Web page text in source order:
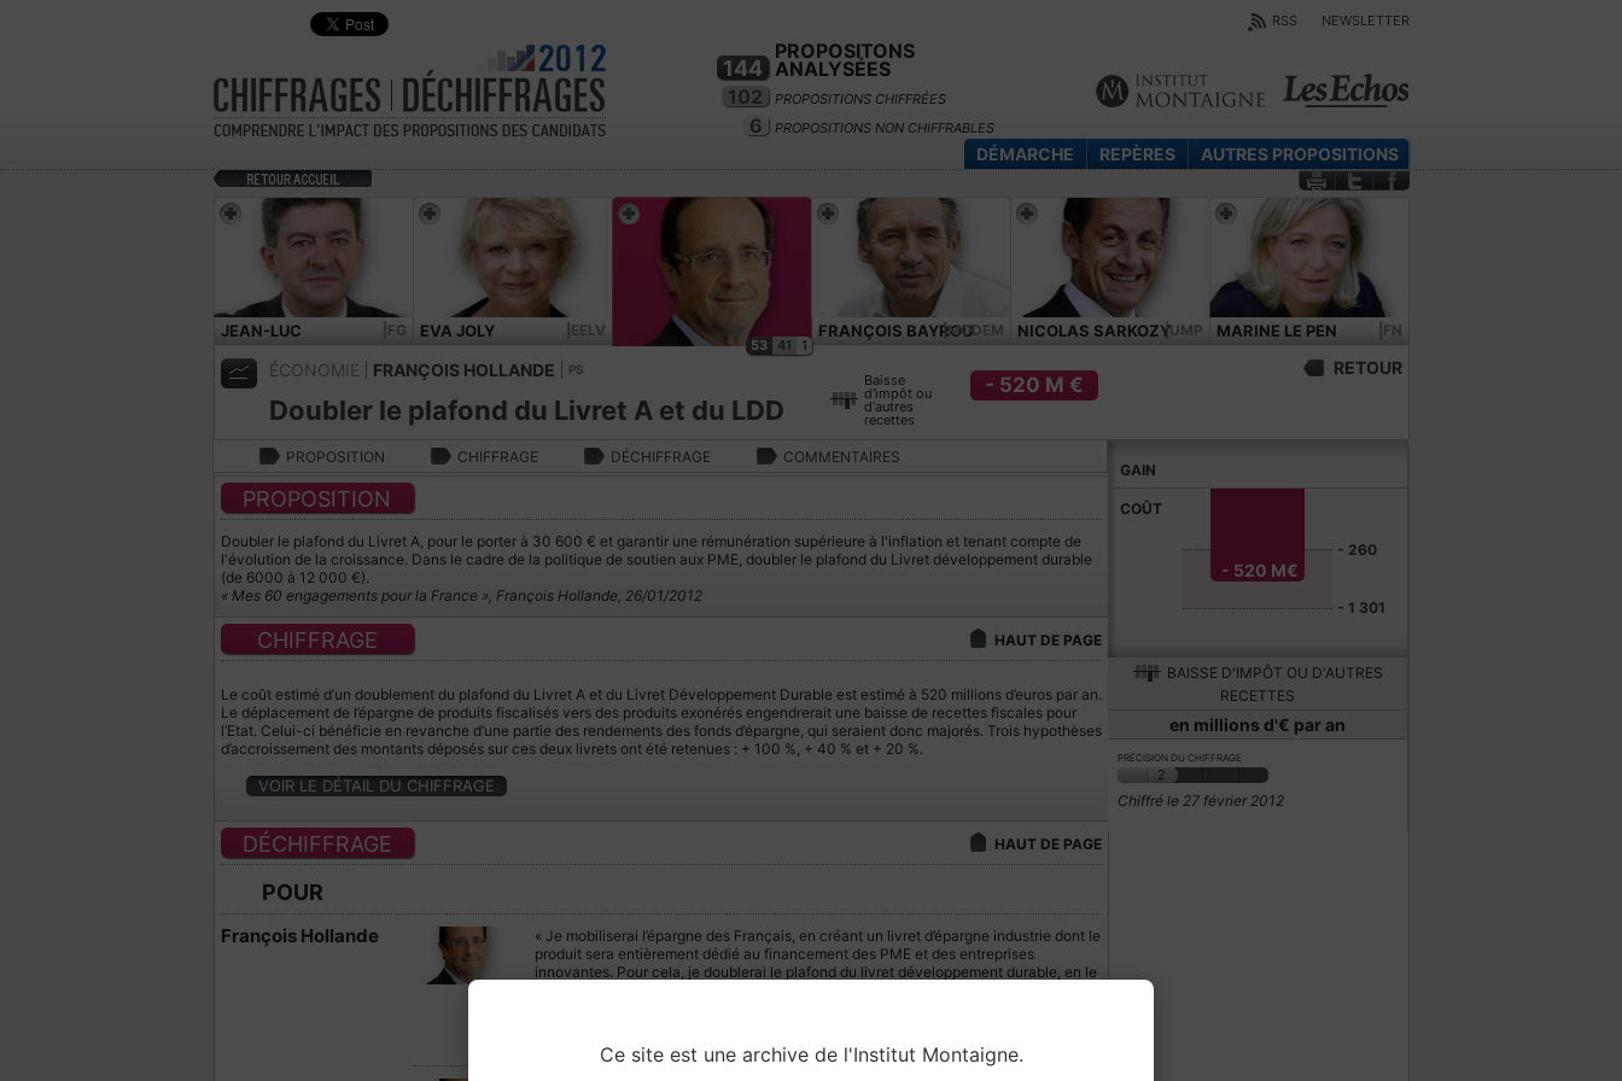
RSS NEWSLETTER
144
PROPOSITONS
ANALYSÉES
102
PROPOSITIONS CHIFFRÉES
6 PROPOSITIONS NON CHIFFRABLES
DÉMARCHE REPÈRES AUTRES PROPOSITIONS
JEAN-LUC
MÉLENCHON
|FG EVA JOLY |EELV
53 41 1
FRANÇOIS BAYROU|MODEM NICOLAS SARKOZY|UMP MARINE LE PEN |FN
ÉCONOMIE FRANÇOIS HOLLANDE PS
Doubler le plafond du Livret A et du LDD
Baisse
d'impôt ou
d'autres
recettes
- 520 M €
RETOUR
PROPOSITION CHIFFRAGE DÉCHIFFRAGE COMMENTAIRES
GAIN
- 520 M€
- 260
- 1 301
COÛT
BAISSE D'IMPÔT OU D'AUTRES
RECETTES
en millions d'€ par an
PRÉCISION DU CHIFFRAGE
2
Chiffré le 27 février 2012
PROPOSITION
Doubler le plafond du Livret A, pour le porter à 30 600 € et garantir une rémunération supérieure à l'inflation et tenant compte de
l'évolution de la croissance. Dans le cadre de la politique de soutien aux PME, doubler le plafond du Livret développement durable
(de 6000 à 12 000 €).
« Mes 60 engagements pour la France », François Hollande, 26/01/2012
HAUT DE PAGE
CHIFFRAGE
Le coût estimé d’un doublement du plafond du Livret A et du Livret Développement Durable est estimé à 520 millions d’euros par an.
Le déplacement de l’épargne de produits fiscalisés vers des produits exonérés engendrerait une baisse de recettes fiscales pour
l’Etat. Celui-ci bénéficie en revanche d’une partie des rendements des fonds d’épargne, qui seraient donc majorés. Trois hypothèses
d’accroissement des montants déposés sur ces deux livrets ont été retenues : + 100 %, + 40 % et + 20 %.
VOIR LE DÉTAIL DU CHIFFRAGE
HAUT DE PAGE
DÉCHIFFRAGE
POUR
François Hollande
« Je mobiliserai l’épargne des Français, en créant un livret d’épargne industrie dont le
produit sera entièrement dédié au financement des PME et des entreprises
innovantes. Pour cela, je doublerai le plafond du livret développement durable, en le
« Le changement c'est maintenant, Mes 60 engagements pour la France », 26-01-2012
Ce site est une archive de l'Institut Montaigne.